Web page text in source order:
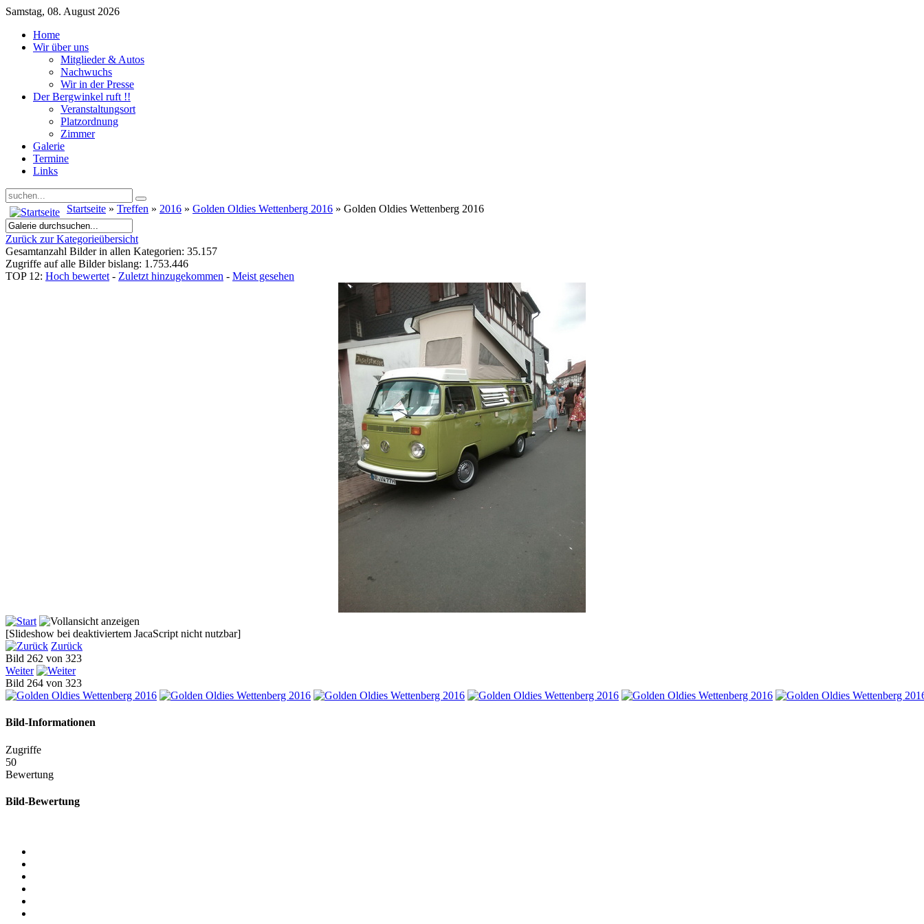
Samstag, 08. August 2026
Home
Wir über uns
Mitglieder & Autos
Nachwuchs
Wir in der Presse
Der Bergwinkel ruft !!
Veranstaltungsort
Platzordnung
Zimmer
Galerie
Termine
Links
Startseite » Treffen » 2016 » Golden Oldies Wettenberg 2016 » Golden Oldies Wettenberg 2016
Zurück zur Kategorieübersicht
Gesamtanzahl Bilder in allen Kategorien: 35.157
Zugriffe auf alle Bilder bislang: 1.753.446
TOP 12: Hoch bewertet - Zuletzt hinzugekommen - Meist gesehen
[Slideshow bei deaktiviertem JacaScript nicht nutzbar]
Zurück
Bild 262 von 323
Weiter
Bild 264 von 323
Bild-Informationen
Zugriffe
50
Bewertung
Bild-Bewertung